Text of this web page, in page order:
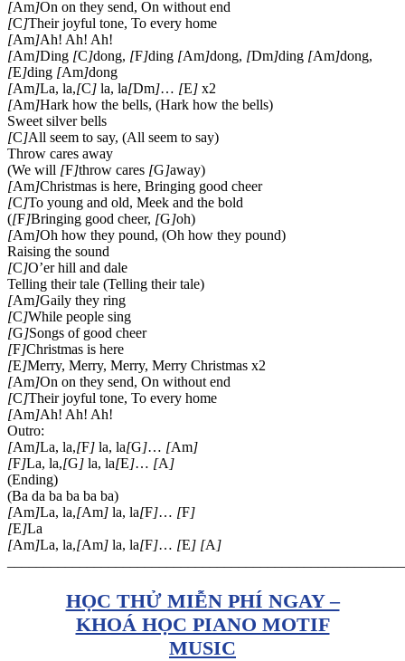
[Am]On on they send, On without end
[C]Their joyful tone, To every home
[Am]Ah! Ah! Ah!
[Am]Ding [C]dong, [F]ding [Am]dong, [Dm]ding [Am]dong,
[E]ding [Am]dong
[Am]La, la,[C] la, la[Dm]… [E] x2
[Am]Hark how the bells, (Hark how the bells)
Sweet silver bells
[C]All seem to say, (All seem to say)
Throw cares away
(We will [F]throw cares [G]away)
[Am]Christmas is here, Bringing good cheer
[C]To young and old, Meek and the bold
([F]Bringing good cheer, [G]oh)
[Am]Oh how they pound, (Oh how they pound)
Raising the sound
[C]O’er hill and dale
Telling their tale (Telling their tale)
[Am]Gaily they ring
[C]While people sing
[G]Songs of good cheer
[F]Christmas is here
[E]Merry, Merry, Merry, Merry Christmas x2
[Am]On on they send, On without end
[C]Their joyful tone, To every home
[Am]Ah! Ah! Ah!
Outro:
[Am]La, la,[F] la, la[G]… [Am]
[F]La, la,[G] la, la[E]… [A]
(Ending)
(Ba da ba ba ba ba)
[Am]La, la,[Am] la, la[F]… [F]
[E]La
[Am]La, la,[Am] la, la[F]… [E] [A]
HỌC THỬ MIỄN PHÍ NGAY –
KHOÁ HỌC PIANO MOTIF
MUSIC